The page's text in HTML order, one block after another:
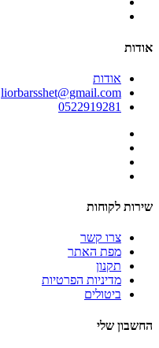
אודות
אודות
liorbarsshet@gmail.com
0522919281
שירות לקוחות
צרו קשר
מפת האתר
תקנון
מדיניות הפרטיות
ביטולים
החשבון שלי